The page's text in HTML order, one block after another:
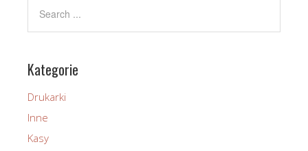
Kategorie
Drukarki
Inne
Kasy